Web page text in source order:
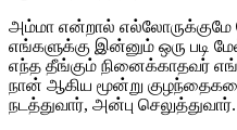
அம்மா என்றால்
எங்களுக்கு இன்னும் ஒரு படி
எந்த தீங்கும் நினைக்காதவர்
நான் ஆகிய மூன்று
நடத்துவார், அன்பு செலுத்துவார்.